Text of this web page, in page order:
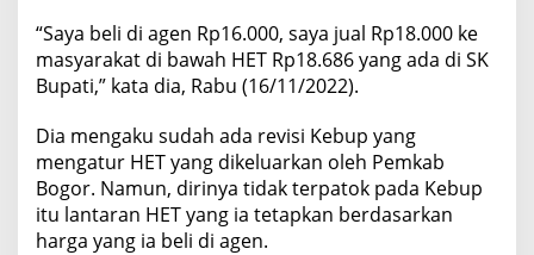
“Saya beli di agen Rp16.000, saya jual Rp18.000 ke
masyarakat di bawah HET Rp18.686 yang ada di SK
Bupati,” kata dia, Rabu (16/11/2022).
Dia mengaku sudah ada revisi Kebup yang
mengatur HET yang dikeluarkan oleh Pemkab
Bogor. Namun, dirinya tidak terpatok pada Kebup
itu lantaran HET yang ia tetapkan berdasarkan
harga yang ia beli di agen.